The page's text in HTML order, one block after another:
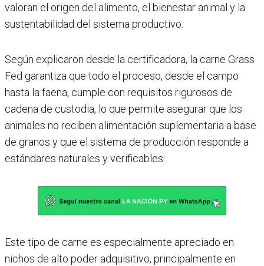
valoran el origen del alimento, el bienestar animal y la
sustentabilidad del sistema productivo.
Según explicaron desde la certificadora, la carne Grass
Fed garantiza que todo el proceso, desde el campo
hasta la faena, cumple con requisitos rigurosos de
cadena de custodia, lo que permite asegurar que los
animales no reciben alimentación suplementaria a base
de granos y que el sistema de producción responde a
estándares naturales y verificables.
Este tipo de carne es especialmente apreciado en
nichos de alto poder adquisitivo, principalmente en